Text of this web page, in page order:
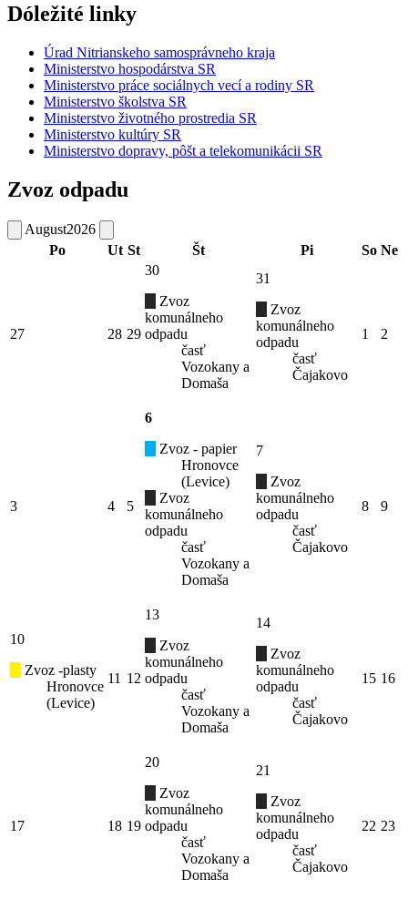
Dóležité linky
Úrad Nitrianskeho samosprávneho kraja
Ministerstvo hospodárstva SR
Ministerstvo práce sociálnych vecí a rodiny SR
Ministerstvo školstva SR
Ministerstvo životného prostredia SR
Ministerstvo kultúry SR
Ministerstvo dopravy, pôšt a telekomunikácii SR
Zvoz odpadu
August2026
Po
Ut St Št Pi So Ne
27 28 29
30
Zvoz
komunálneho
odpadu
časť
Vozokany a
Domaša
31
Zvoz
komunálneho
odpadu
časť
Čajakovo
1 2
3 4 5
6
Zvoz - papier
Hronovce
(Levice)
Zvoz
komunálneho
odpadu
časť
Vozokany a
Domaša
7
Zvoz
komunálneho
odpadu
časť
Čajakovo
8 9
10
Zvoz -plasty
Hronovce
(Levice)
11 12
13
Zvoz
komunálneho
odpadu
časť
Vozokany a
Domaša
14
Zvoz
komunálneho
odpadu
časť
Čajakovo
15 16
17 18 19
20
Zvoz
komunálneho
odpadu
časť
Vozokany a
Domaša
21
Zvoz
komunálneho
odpadu
časť
Čajakovo
22 23